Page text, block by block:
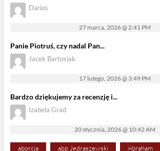
Darios
27 marca, 2026 @ 2:41 PM
Panie Piotruś, czy nadal Pan...
Jacek Bartosiak
17 lutego, 2026 @ 3:49 PM
Bardzo dziękujemy za recenzję i...
Izabela Grad
20 stycznia, 2026 @ 10:42 AM
aborcja abp Jędraszewski Abraham